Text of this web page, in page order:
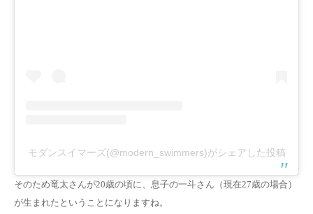
モダンスイマーズ(@modern_swimmers)がシェアした投稿
そのため竜太さんが20歳の頃に、息子の一斗さん（現在27歳の場合）
が生まれたということになりますね。